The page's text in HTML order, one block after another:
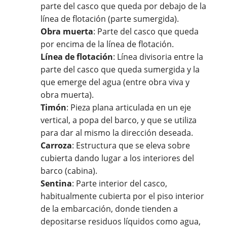
parte del casco que queda por debajo de la
línea de flotación (parte sumergida).
Obra muerta: Parte del casco que queda
por encima de la línea de flotación.
Línea de flotación: Línea divisoria entre la
parte del casco que queda sumergida y la
que emerge del agua (entre obra viva y
obra muerta).
Timón: Pieza plana articulada en un eje
vertical, a popa del barco, y que se utiliza
para dar al mismo la dirección deseada.
Carroza: Estructura que se eleva sobre
cubierta dando lugar a los interiores del
barco (cabina).
Sentina: Parte interior del casco,
habitualmente cubierta por el piso interior
de la embarcación, donde tienden a
depositarse residuos líquidos como agua,